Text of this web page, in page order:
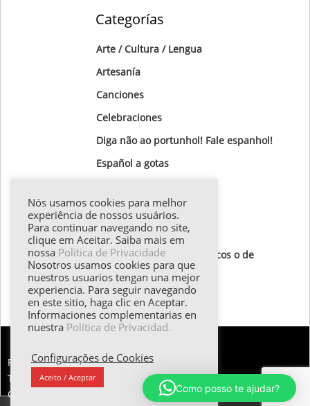
Categorías
Arte / Cultura / Lengua
Artesanía
Canciones
Celebraciones
Diga não ao portunhol! Fale espanhol!
Español a gotas‏
Gotas Gramaticales
Lugares para visitar
Textos de autores hispánicos o de
destaque
Todos los textos
FALE CONOSCO:
Tel.: (55 11) 98374.5258 | Email: esther@emilani.com.br
Copyright 2025 - EMilani Consultoria em Idiomas
Nós usamos cookies para melhor
experiência de nossos usuários.
Para continuar navegando no site,
clique em Aceitar. Saiba mais em
nossa Política de Privacidade
Nosotros usamos cookies para que
nuestros usuarios tengan una mejor
experiencia. Para seguir navegando
en este sitio, haga clic en Aceptar.
Informaciones complementarias en
nuestra Política de Privacidad.
Configurações de Cookies
Aceito / Aceptar
Como posso te ajudar?